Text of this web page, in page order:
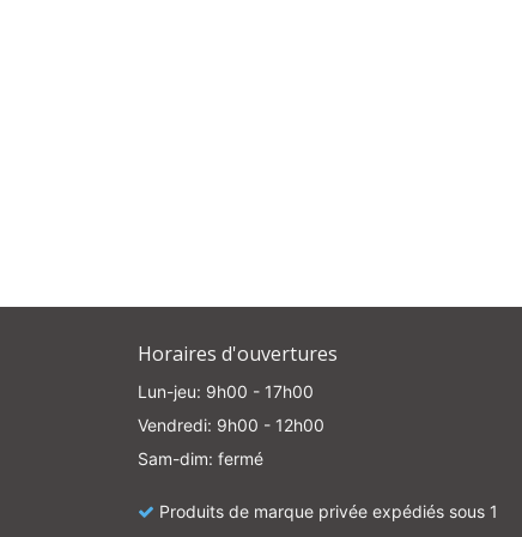
Horaires d'ouvertures
Lun-jeu: 9h00 - 17h00
Vendredi: 9h00 - 12h00
Sam-dim: fermé
Produits de marque privée expédiés sous 1